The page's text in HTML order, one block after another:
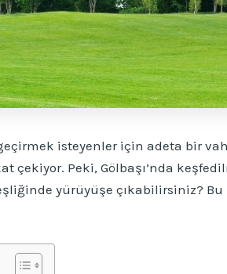
isteyenler için adeta bir
çekiyor. Peki, Gölbaşı’nda
yürüyüşe çıkabilirsiniz? Bu